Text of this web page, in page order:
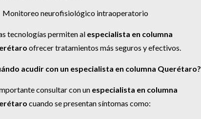
Monitoreo neurofisiológico intraoperatorio
tecnologías permiten al especialista en columna
ofrecer tratamientos más seguros y efectivos.
acudir con un especialista en columna Querétaro?
consultar con un especialista en columna
cuando se presentan síntomas como: